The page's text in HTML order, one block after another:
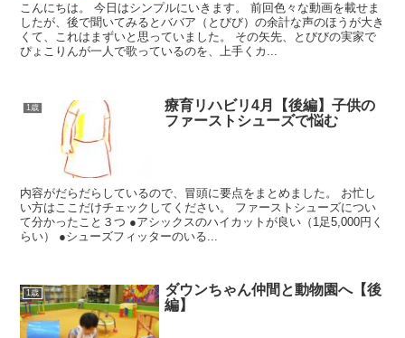
こんにちは。 今日はシンプルにいきます。 前回色々な動画を載せま
したが、後で聞いてみるとババア（とびび）の余計な声のほうが大き
くて、これはまずいと思っていました。 その矢先、とびびの実家で
ぴょこりんが一人で歌っているのを、上手くカ...
1歳
療育リハビリ4月【後編】子供の
ファーストシューズで悩む
内容がだらだらしているので、冒頭に要点をまとめました。 お忙し
い方はここだけチェックしてください。 ファーストシューズについ
て分かったこと３つ ●アシックスのハイカットが良い（1足5,000円く
らい） ●シューズフィッターのいる...
1歳
ダウンちゃん仲間と動物園へ【後
編】